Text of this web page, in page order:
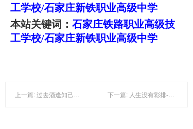
工学校/石家庄新铁职业高级中学
本站关键词： 石家庄铁路职业高级技
工学校/石家庄新铁职业高级中学
下一篇: 人生没有彩排-石家庄铁路职业高级技工学校